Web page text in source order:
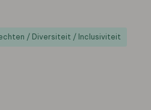
/ Diversiteit / Inclusiviteit